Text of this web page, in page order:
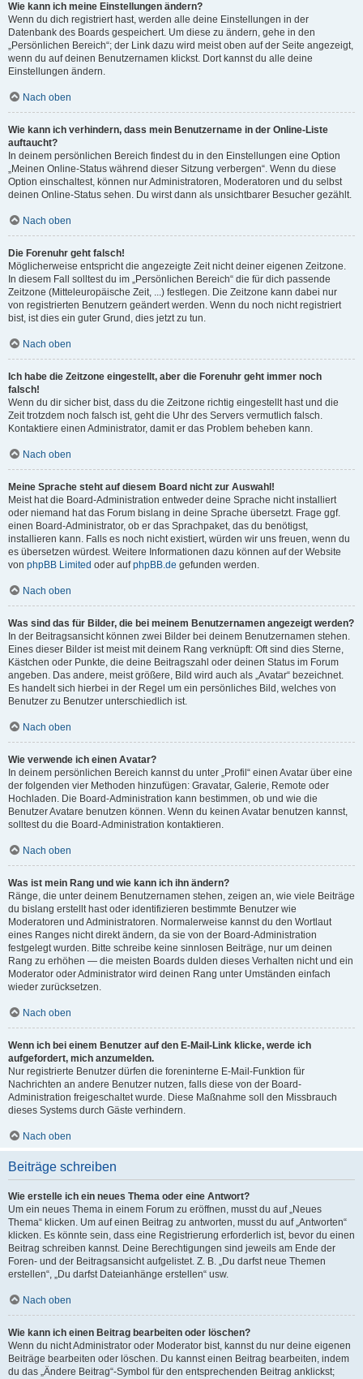
Wie kann ich meine Einstellungen ändern?
Wenn du dich registriert hast, werden alle deine Einstellungen in der
Datenbank des Boards gespeichert. Um diese zu ändern, gehe in den
„Persönlichen Bereich“; der Link dazu wird meist oben auf der Seite angezeigt,
wenn du auf deinen Benutzernamen klickst. Dort kannst du alle deine
Einstellungen ändern.
Nach oben
Wie kann ich verhindern, dass mein Benutzername in der Online-Liste
auftaucht?
In deinem persönlichen Bereich findest du in den Einstellungen eine Option
„Meinen Online-Status während dieser Sitzung verbergen“. Wenn du diese
Option einschaltest, können nur Administratoren, Moderatoren und du selbst
deinen Online-Status sehen. Du wirst dann als unsichtbarer Besucher gezählt.
Nach oben
Die Forenuhr geht falsch!
Möglicherweise entspricht die angezeigte Zeit nicht deiner eigenen Zeitzone.
In diesem Fall solltest du im „Persönlichen Bereich“ die für dich passende
Zeitzone (Mitteleuropäische Zeit, ...) festlegen. Die Zeitzone kann dabei nur
von registrierten Benutzern geändert werden. Wenn du noch nicht registriert
bist, ist dies ein guter Grund, dies jetzt zu tun.
Nach oben
Ich habe die Zeitzone eingestellt, aber die Forenuhr geht immer noch
falsch!
Wenn du dir sicher bist, dass du die Zeitzone richtig eingestellt hast und die
Zeit trotzdem noch falsch ist, geht die Uhr des Servers vermutlich falsch.
Kontaktiere einen Administrator, damit er das Problem beheben kann.
Nach oben
Meine Sprache steht auf diesem Board nicht zur Auswahl!
Meist hat die Board-Administration entweder deine Sprache nicht installiert
oder niemand hat das Forum bislang in deine Sprache übersetzt. Frage ggf.
einen Board-Administrator, ob er das Sprachpaket, das du benötigst,
installieren kann. Falls es noch nicht existiert, würden wir uns freuen, wenn du
es übersetzen würdest. Weitere Informationen dazu können auf der Website
von phpBB Limited oder aufphpBB.de gefunden werden.
Nach oben
Was sind das für Bilder, die bei meinem Benutzernamen angezeigt werden?
In der Beitragsansicht können zwei Bilder bei deinem Benutzernamen stehen.
Eines dieser Bilder ist meist mit deinem Rang verknüpft: Oft sind dies Sterne,
Kästchen oder Punkte, die deine Beitragszahl oder deinen Status im Forum
angeben. Das andere, meist größere, Bild wird auch als „Avatar“ bezeichnet.
Es handelt sich hierbei in der Regel um ein persönliches Bild, welches von
Benutzer zu Benutzer unterschiedlich ist.
Nach oben
Wie verwende ich einen Avatar?
In deinem persönlichen Bereich kannst du unter „Profil“ einen Avatar über eine
der folgenden vier Methoden hinzufügen: Gravatar, Galerie, Remote oder
Hochladen. Die Board-Administration kann bestimmen, ob und wie die
Benutzer Avatare benutzen können. Wenn du keinen Avatar benutzen kannst,
solltest du die Board-Administration kontaktieren.
Nach oben
Was ist mein Rang und wie kann ich ihn ändern?
Ränge, die unter deinem Benutzernamen stehen, zeigen an, wie viele Beiträge
du bislang erstellt hast oder identifizieren bestimmte Benutzer wie
Moderatoren und Administratoren. Normalerweise kannst du den Wortlaut
eines Ranges nicht direkt ändern, da sie von der Board-Administration
festgelegt wurden. Bitte schreibe keine sinnlosen Beiträge, nur um deinen
Rang zu erhöhen — die meisten Boards dulden dieses Verhalten nicht und ein
Moderator oder Administrator wird deinen Rang unter Umständen einfach
wieder zurücksetzen.
Nach oben
Wenn ich bei einem Benutzer auf den E-Mail-Link klicke, werde ich
aufgefordert, mich anzumelden.
Nur registrierte Benutzer dürfen die foreninterne E-Mail-Funktion für
Nachrichten an andere Benutzer nutzen, falls diese von der Board-
Administration freigeschaltet wurde. Diese Maßnahme soll den Missbrauch
dieses Systems durch Gäste verhindern.
Nach oben
Beiträge schreiben
Wie erstelle ich ein neues Thema oder eine Antwort?
Um ein neues Thema in einem Forum zu eröffnen, musst du auf „Neues
Thema“ klicken. Um auf einen Beitrag zu antworten, musst du auf „Antworten“
klicken. Es könnte sein, dass eine Registrierung erforderlich ist, bevor du einen
Beitrag schreiben kannst. Deine Berechtigungen sind jeweils am Ende der
Foren- und der Beitragsansicht aufgelistet. Z. B. „Du darfst neue Themen
erstellen“, „Du darfst Dateianhänge erstellen“ usw.
Nach oben
Wie kann ich einen Beitrag bearbeiten oder löschen?
Wenn du nicht Administrator oder Moderator bist, kannst du nur deine eigenen
Beiträge bearbeiten oder löschen. Du kannst einen Beitrag bearbeiten, indem
du das „Ändere Beitrag“-Symbol für den entsprechenden Beitrag anklickst;